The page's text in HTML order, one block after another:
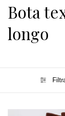
Bota
longo